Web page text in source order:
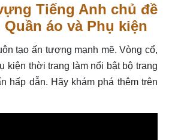
Tiếng Anh chủ đề
áo và Phụ kiện
tạo ấn tượng mạnh mẽ. Vòng cổ,
kiện thời trang làm nổi bật bộ trang
hấp dẫn. Hãy khám phá thêm trên